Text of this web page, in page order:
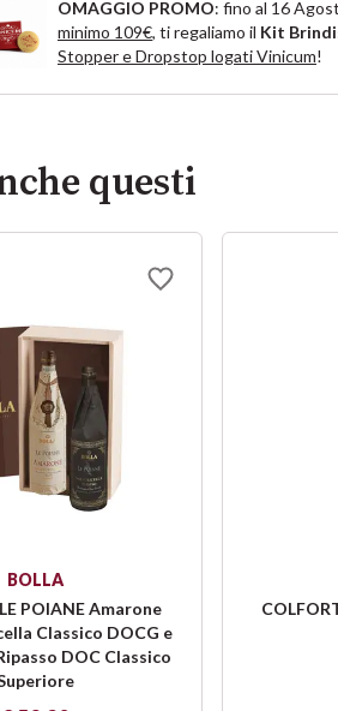
OMAGGIO PROMO: fino al 16
minimo 109€, ti regaliamo il Kit
Stopper e Dropstop logati Vinicum!
questi
BOLLA
POIANE Amarone
Classico DOCG e
DOC Classico